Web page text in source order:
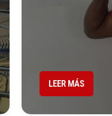
LEER MÁS